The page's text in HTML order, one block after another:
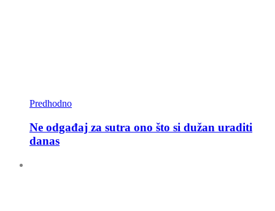
Predhodno
Ne odgađaj za sutra ono što si dužan uraditi
danas